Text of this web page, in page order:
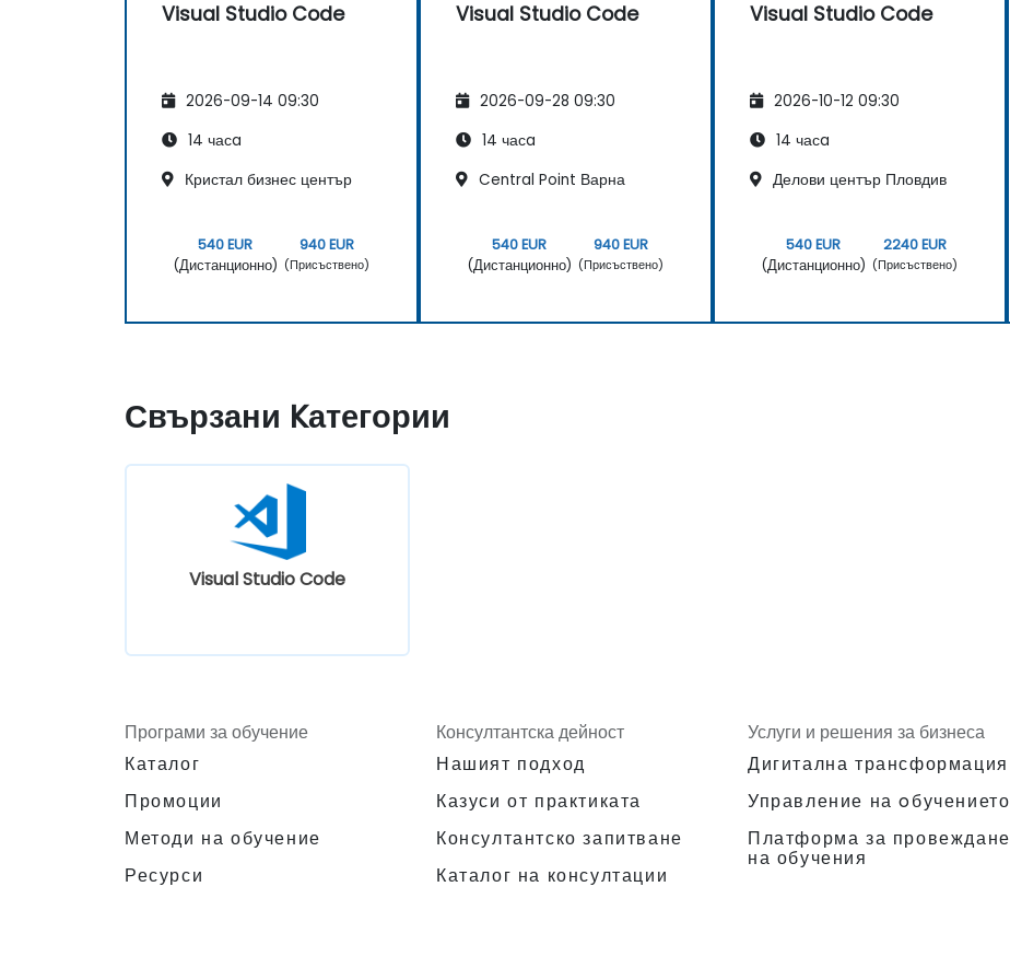
Visual Studio Code
2026-09-14 09:30
14 часa
Кристал бизнес център
540 EUR
(Дистанционно)
940 EUR
(Присъствено)
Visual Studio Code
2026-09-28 09:30
14 часa
Central Point Варна
540 EUR
(Дистанционно)
940 EUR
(Присъствено)
Visual Studio Code
2026-10-12 09:30
14 часa
Делови център Пловдив
540 EUR
(Дистанционно)
2240 EUR
(Присъствено)
Свързани Kатегории
Visual Studio Code
Програми за обучение
Каталог
Промоции
Методи на обучение
Ресурси
Консултантска дейност
Нашият подход
Казуси от практиката
Консултантско запитване
Каталог на консултации
Услуги и решения за бизнеса
Дигитална трансформация
Управление на oбучението
Платформа за провеждане
на обучения